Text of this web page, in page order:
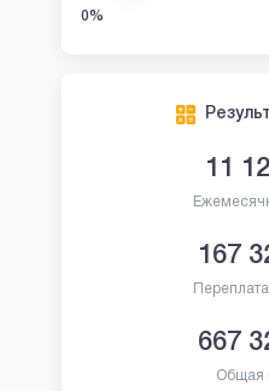
0%
11
167
667
Общая